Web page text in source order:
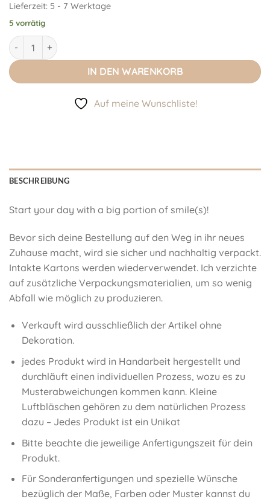
Lieferzeit: 5 - 7 Werktage
5 vorrätig
Kerzenständer Smiley Menge
IN DEN WARENKORB
Auf meine Wunschliste!
BESCHREIBUNG
Start your day with a big portion of smile(s)!
Bevor sich deine Bestellung auf den Weg in ihr neues
Zuhause macht, wird sie sicher und nachhaltig verpackt.
Intakte Kartons werden wiederverwendet. Ich verzichte
auf zusätzliche Verpackungsmaterialien, um so wenig
Abfall wie möglich zu produzieren.
Verkauft wird ausschließlich der Artikel ohne
Dekoration.
jedes Produkt wird in Handarbeit hergestellt und
durchläuft einen individuellen Prozess, wozu es zu
Musterabweichungen kommen kann. Kleine
Luftbläschen gehören zu dem natürlichen Prozess
dazu – Jedes Produkt ist ein Unikat
Bitte beachte die jeweilige Anfertigungszeit für dein
Produkt.
Für Sonderanfertigungen und spezielle Wünsche
bezüglich der Maße, Farben oder Muster kannst du